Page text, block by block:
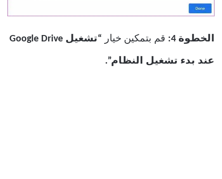
الخطوة 4: قم بتمكين خيار “تشغيل Google Drive
عند بدء تشغيل النظام”.